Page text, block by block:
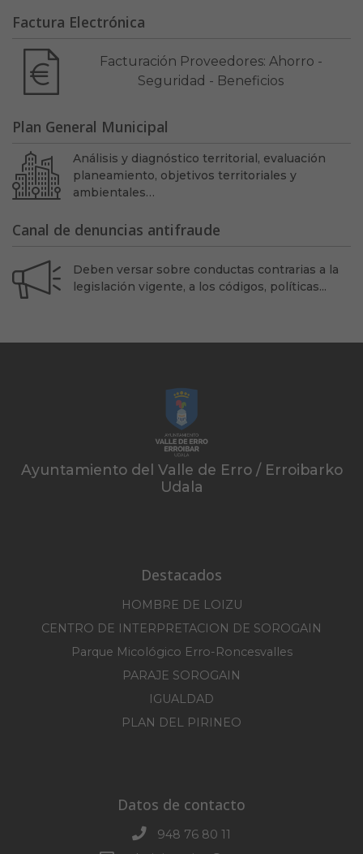
Factura Electrónica
Facturación Proveedores: Ahorro -
Seguridad - Beneficios
Plan General Municipal
Análisis y diagnóstico territorial, evaluación
planeamiento, objetivos territoriales y
ambientales…
Canal de denuncias antifraude
Deben versar sobre conductas contrarias a la
legislación vigente, a los códigos, políticas...
Ayuntamiento del Valle de Erro / Erroibarko
Udala
Destacados
HOMBRE DE LOIZU
CENTRO DE INTERPRETACION DE SOROGAIN
Parque Micológico Erro-Roncesvalles
PARAJE SOROGAIN
IGUALDAD
PLAN DEL PIRINEO
Datos de contacto
948 76 80 11